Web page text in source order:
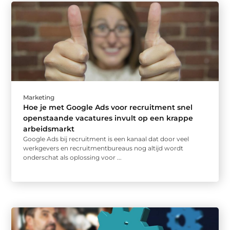
Marketing
Hoe je met Google Ads voor recruitment snel
openstaande vacatures invult op een krappe
arbeidsmarkt
Google Ads bij recruitment is een kanaal dat door veel
werkgevers en recruitmentbureaus nog altijd wordt
onderschat als oplossing voor ...